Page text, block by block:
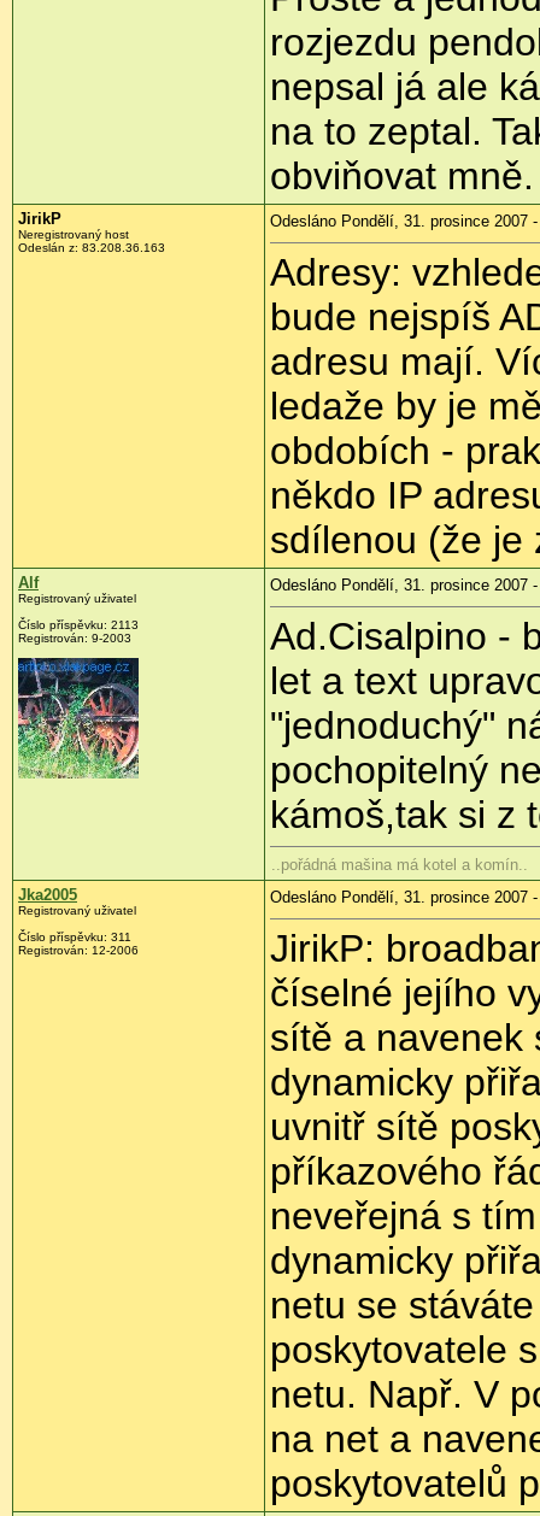
rozjezdu
nepsal já ale
na to zeptal.
obviňovat mně.
JirikP
Neregistrovaný host
Odeslán z: 83.208.36.163
Odesláno Pondělí, 31. prosince 2007
Adresy:
bude nejspíš
adresu mají.
ledaže by je
obdobích -
někdo IP
sdílenou (že je
Alf
Registrovaný uživatel
Číslo příspěvku: 2113
Registrován: 9-2003
Odesláno Pondělí, 31. prosince 2007
Ad.Cisalpino -
let a text
"jednoduchý"
pochopitelný
kámoš,tak si z
..pořádná mašina má kotel a komín..
Jka2005
Registrovaný uživatel
Číslo příspěvku: 311
Registrován: 12-2006
Odesláno Pondělí, 31. prosince 2007
JirikP:
číselné jejího
sítě a navenek
dynamicky
uvnitř sítě
příkazového
neveřejná s
dynamicky
netu se
poskytovatele
netu. Např. V
na net a
poskytovatelů